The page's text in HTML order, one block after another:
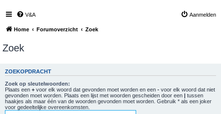
V&A Aanmelden
Home Forumoverzicht Zoek
Zoek
ZOEKOPDRACHT
Zoek op sleutelwoorden:
Plaats een + voor elk woord dat gevonden moet worden en een - voor elk woord dat niet
gevonden moet worden. Plaats een lijst met woorden gescheiden door een | tussen
haakjes als maar één van de woorden gevonden moet worden. Gebruik * als een joker
voor gedeeltelijke overeenkomsten.